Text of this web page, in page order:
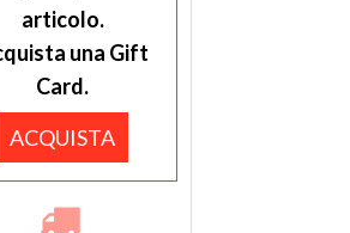
articolo.
una Gift
Card.
ACQUISTA